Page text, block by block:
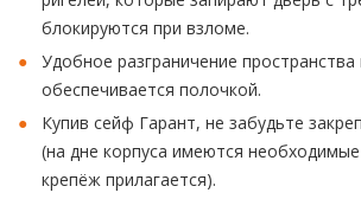
блокируются при взломе.
Удобное разграничение
обеспечивается полочкой.
Купив сейф Гарант, не забудьте
(на дне корпуса имеются
крепёж прилагается).